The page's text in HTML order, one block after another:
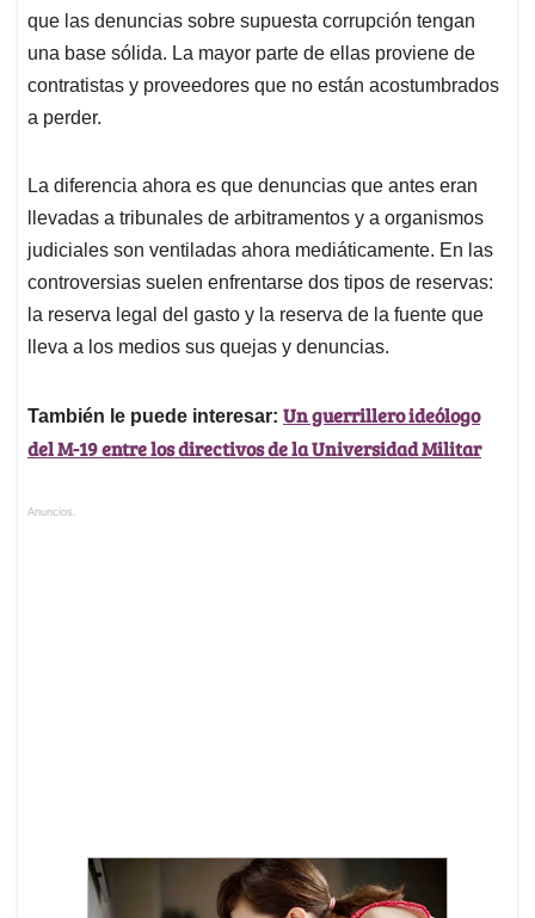
que las denuncias sobre supuesta corrupción tengan
una base sólida. La mayor parte de ellas proviene de
contratistas y proveedores que no están acostumbrados
a perder.
La diferencia ahora es que denuncias que antes eran
llevadas a tribunales de arbitramentos y a organismos
judiciales son ventiladas ahora mediáticamente. En las
controversias suelen enfrentarse dos tipos de reservas:
la reserva legal del gasto y la reserva de la fuente que
lleva a los medios sus quejas y denuncias.
También le puede interesar: Un guerrillero ideólogo
del M-19 entre los directivos de la Universidad Militar
Anuncios.